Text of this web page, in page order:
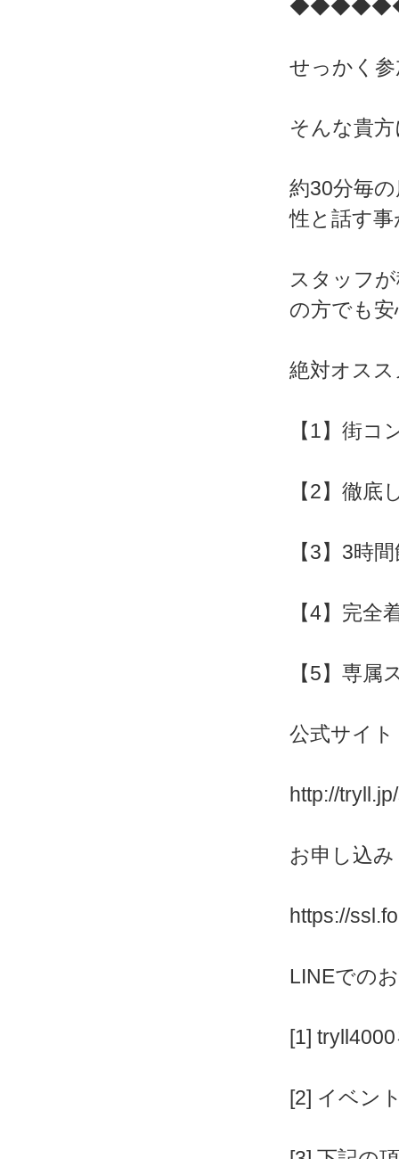
せっかく
そんな貴
約30分毎
性と話す
スタッフ
の方でも安
絶対オス
【1】街コ
【2】徹底
【3】3時
【4】完全
【5】専
公式サイト
http://
お申し込み
https://
LINEでの
[1]
[2] イベン